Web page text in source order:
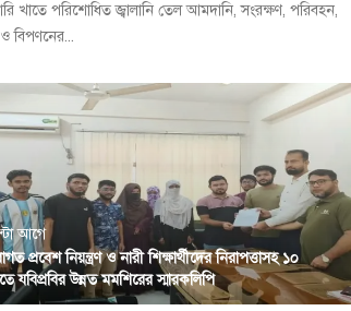
খাতে পরিশোধিত জ্বালানি তেল আমদানি, সংরক্ষণ, পরিবহন,
বিপণনের...
আগে
প্রবেশ নিয়ন্ত্রণ ও নারী শিক্ষার্থীদের নিরাপত্তাসহ ১০
যবিপ্রবির উন্নত মমশিরের স্মারকলিপি